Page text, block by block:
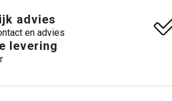
advies
en advies
levering